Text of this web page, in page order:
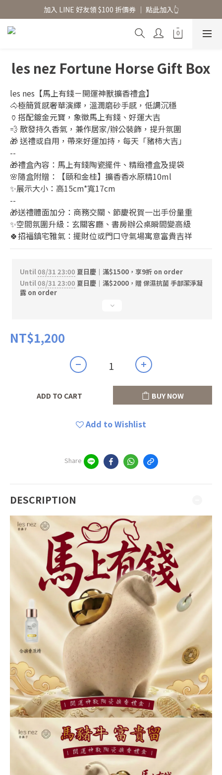
香氛水氧機、擴香香水原精  l 兩件85、三件79折
加入 LINE 好友領 $100 折價券 │ 點此加入👆
香氛水氧機、擴香香水原精  l 兩件85、三件79折
les nez Fortune Horse Gift Box
les nes【馬上有錢－開運神獸擴香禮盒】
🐴極簡質感奢華演繹，溫潤磨砂手感，低調沉穩
🏺搭配鍍金元寶，象徵馬上有錢、好運大吉
💨 散發持久香氣，兼作居家/辦公裝飾，提升氛圍
🎁 送禮或自用，帶來好運加持，每天「豬柿大吉」
--
🎁禮盒內容：馬上有錢陶瓷擺件、精緻禮盒及提袋
🌸隨盒附贈：【頤和金桂】擴香香水原精10ml
✨展示大小：高15cm*寬17cm
--
🎁送禮體面加分：商務交關、節慶祝賀一出手份量重
✨空間氛圍升級：玄關客廳、書房辦公桌瞬間變高級
🍀招福鎮宅雅氣：擺財位或門口守氣場寓意富貴吉祥
Until08/31 23:00 夏日慶｜滿$1500，享9折 on order
Until08/31 23:00 夏日慶｜滿$2000，贈 保濕抗菌 手部潔淨凝
露 on order
NT$1,200
ADD TO CART BUY NOW
Add to Wishlist
Share
DESCRIPTION